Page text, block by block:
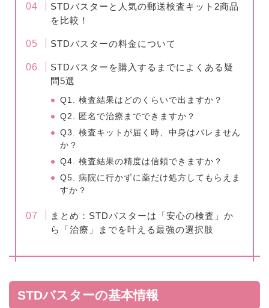
STDバスターと人気の郵送検査キット2商品
を比較！
STDバスターの料金について
STDバスターを購入するまでによくある疑
問5選
Q1. 検査結果はどのくらいで出ますか？
Q2. 匿名で治療までできますか？
Q3. 検査キットが届く時、中身はバレません
か？
Q4. 検査結果の精度は信頼できますか？
Q5. 病院に行かずに薬だけ処方してもらえま
すか？
まとめ：STDバスターは「安心の検査」か
ら「治療」までを叶える最強の選択肢
STDバスターの基本情報